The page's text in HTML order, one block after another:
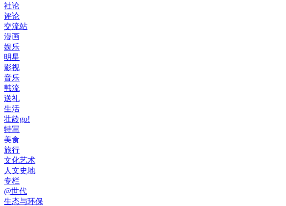
社论
评论
交流站
漫画
娱乐
明星
影视
音乐
韩流
送礼
生活
壮龄go!
特写
美食
旅行
文化艺术
人文史地
专栏
@世代
生态与环保